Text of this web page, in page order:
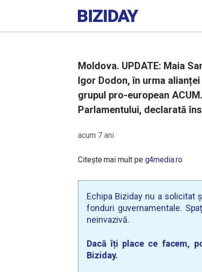
Moldova. UPDATE: Maia
Igor Dodon, în urma
grupul pro-european
Parlamentului, declarată
acum 7 ani
Citește mai mult pe g4media.ro
Echipa Biziday nu a solicitat
fonduri guvernamentale.
neinvazivă.
Dacă îți place ce facem,
Biziday.